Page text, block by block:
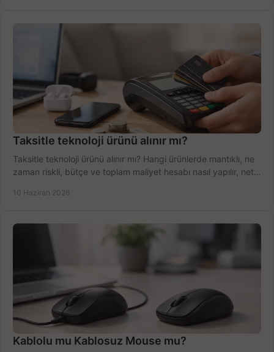
Taksitle teknoloji ürünü alınır mı?
Taksitle teknoloji ürünü alınır mı? Hangi ürünlerde mantıklı, ne
zaman riskli, bütçe ve toplam maliyet hesabı nasıl yapılır, net
10 Haziran 2026
Kablolu mu Kablosuz Mouse mu?